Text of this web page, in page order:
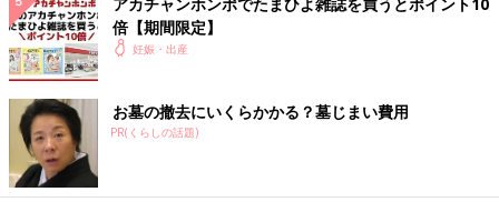
アカチャンホンポでたまひよ雑誌を買うとポイント10
倍【期間限定】
妊娠・出産
お墓の撤去にいくらかかる？墓じまい費用
PR(くらしの話題)